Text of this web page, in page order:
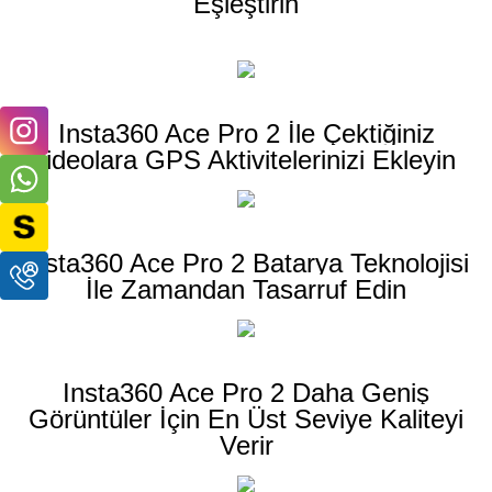
Insta360 Ace Pro 2 İle Çektiğiniz
Videolara GPS Aktivitelerinizi Ekleyin
Insta360 Ace Pro 2 Batarya Teknolojisi
İle Zamandan Tasarruf Edin
Insta360 Ace Pro 2 Daha Geniş
Görüntüler İçin En Üst Seviye Kaliteyi
Verir